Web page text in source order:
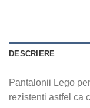
DESCRIERE
Pantalonii Lego
rezistenti astfel ca